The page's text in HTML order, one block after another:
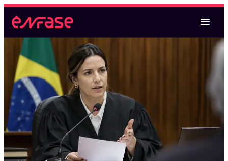
Magistratura Federal
Magistratura Federal e MPF
Magistratura Federal e Estadual